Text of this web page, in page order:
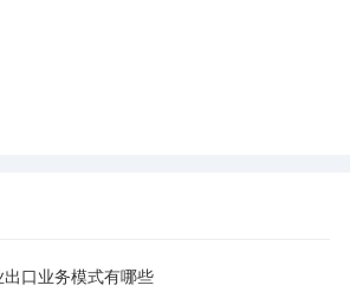
出口业务模式有哪些